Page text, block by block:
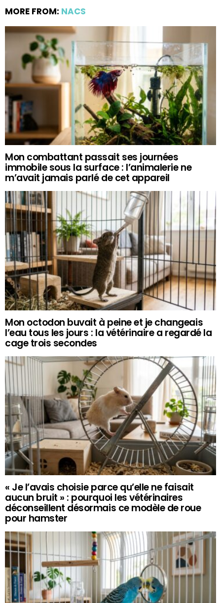
MORE FROM: NACS
Mon combattant passait ses journées
immobile sous la surface : l’animalerie ne
m’avait jamais parlé de cet appareil
Mon octodon buvait à peine et je changeais
l’eau tous les jours : la vétérinaire a regardé la
cage trois secondes
« Je l’avais choisie parce qu’elle ne faisait
aucun bruit » : pourquoi les vétérinaires
déconseillent désormais ce modèle de roue
pour hamster